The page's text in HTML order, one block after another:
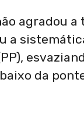
agradou
a
da